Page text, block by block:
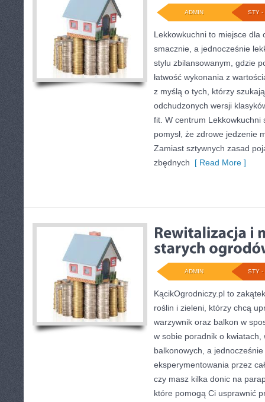
STY -
ADMIN
Lekkowkuchni to miejsce dla
smacznie, a jednocześnie
stylu zbilansowanym, gdzie
łatwość wykonania z
z myślą o tych, którzy
odchudzonych wersji
fit. W centrum Lekkowkuchni
pomysł, że zdrowe jedzenie
Zamiast sztywnych zasad
zbędnych [ Read More ]
STY -
ADMIN
KącikOgrodniczy.pl to
roślin i zieleni, którzy chcą
warzywnik oraz balkon w
w sobie poradnik o kwiatach,
balkonowych, a
eksperymentowania przez
czy masz kilka donic na
które pomogą Ci usprawnić